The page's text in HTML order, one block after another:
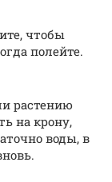
чтобы
полейте.
растению
на крону,
воды, в